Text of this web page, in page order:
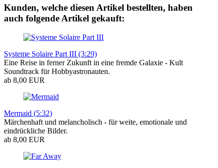
Kunden, welche diesen Artikel bestellten, haben
auch folgende Artikel gekauft:
Systeme Solaire Part III (3:29)
Eine Reise in ferner Zukunft in eine fremde Galaxie - Kult
Soundtrack für Hobbyastronauten.
ab 8,00 EUR
Mermaid (5:32)
Märchenhaft und melancholisch - für weite, emotionale und
eindrückliche Bilder.
ab 8,00 EUR